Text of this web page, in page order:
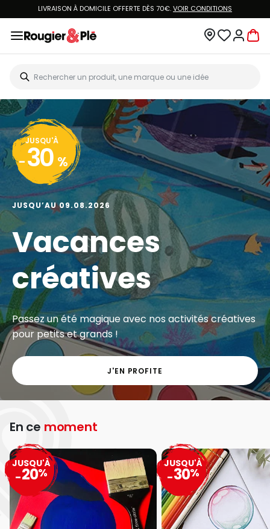
LIVRAISON À DOMICILE OFFERTE DÈS 70€.VOIR CONDITIONS
JUSQU'À
- 30 %
JUSQU’AU 09.08.2026
Vacances
créatives
Passez un été magique avec nos activités créatives
pour petits et grands !
J'EN PROFITE
En ce moment
JUSQU'À
-20%
JUSQU'À
-30%